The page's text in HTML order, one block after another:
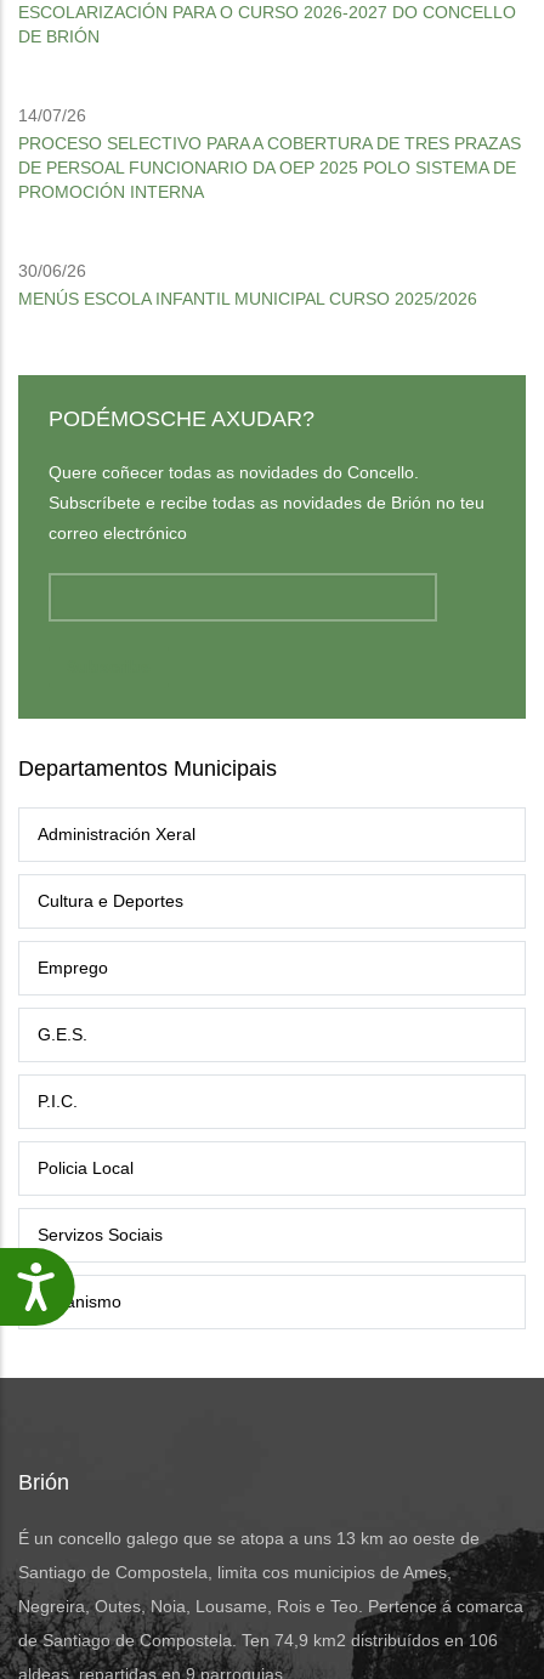
Accesibilidade
ESCOLARIZACIÓN PARA O CURSO 2026-2027 DO CONCELLO
DE BRIÓN
14/07/26
PROCESO SELECTIVO PARA A COBERTURA DE TRES PRAZAS
DE PERSOAL FUNCIONARIO DA OEP 2025 POLO SISTEMA DE
PROMOCIÓN INTERNA
30/06/26
MENÚS ESCOLA INFANTIL MUNICIPAL CURSO 2025/2026
PODÉMOSCHE AXUDAR?
Quere coñecer todas as novidades do Concello.
Subscríbete e recibe todas as novidades de Brión no teu
correo electrónico
Departamentos Municipais
Administración Xeral
Cultura e Deportes
Emprego
G.E.S.
P.I.C.
Policia Local
Servizos Sociais
Urbanismo
Brión
É un concello galego que se atopa a uns 13 km ao oeste de
Santiago de Compostela, limita cos municipios de Ames,
Negreira, Outes, Noia, Lousame, Rois e Teo. Pertence á comarca
de Santiago de Compostela. Ten 74,9 km2 distribuídos en 106
aldeas, repartidas en 9 parroquias.